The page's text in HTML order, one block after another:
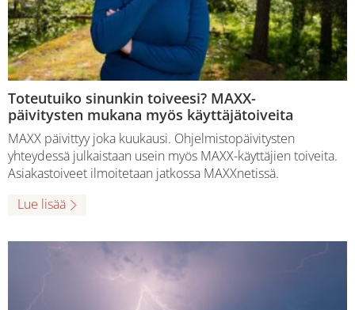
Toteutuiko sinunkin toiveesi? MAXX-
päivitysten mukana myös käyttäjätoiveita
MAXX päivittyy joka kuukausi. Ohjelmistopäivitysten
yhteydessä julkaistaan usein myös MAXX-käyttäjien toiveita.
Asiakastoiveet ilmoitetaan jatkossa MAXXnetissä.
Lue lisää